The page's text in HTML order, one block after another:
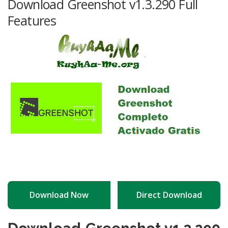
OTHER PAGES
Download Greenshot v1.3.290 Full
Features
Download Now Direct Download